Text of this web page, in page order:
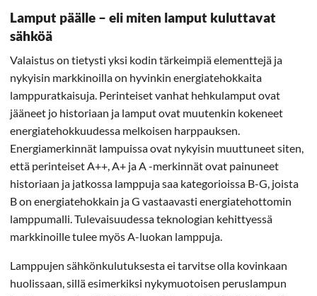
Lamput päälle – eli miten lamput kuluttavat
sähköä
Valaistus on tietysti yksi kodin tärkeimpiä elementtejä ja
nykyisin markkinoilla on hyvinkin energiatehokkaita
lamppuratkaisuja. Perinteiset vanhat hehkulamput ovat
jääneet jo historiaan ja lamput ovat muutenkin kokeneet
energiatehokkuudessa melkoisen harppauksen.
Energiamerkinnät lampuissa ovat nykyisin muuttuneet siten,
että perinteiset A++, A+ ja A -merkinnät ovat painuneet
historiaan ja jatkossa lamppuja saa kategorioissa B-G, joista
B on energiatehokkain ja G vastaavasti energiatehottomin
lamppumalli. Tulevaisuudessa teknologian kehittyessä
markkinoille tulee myös A-luokan lamppuja.
Lamppujen sähkönkulutuksesta ei tarvitse olla kovinkaan
huolissaan, sillä esimerkiksi nykymuotoisen peruslampun